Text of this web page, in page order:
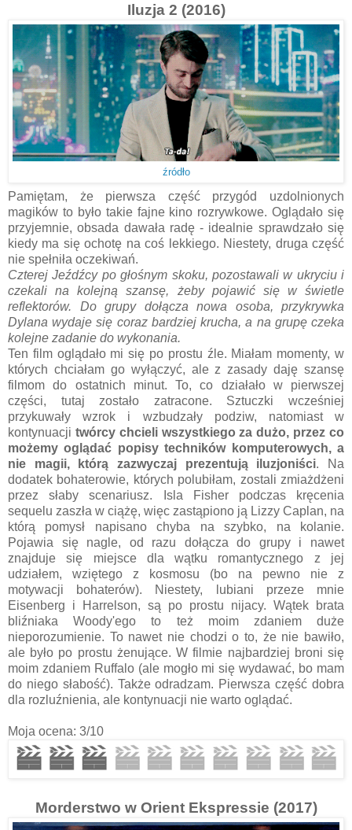
Iluzja 2 (2016)
źródło
Pamiętam, że pierwsza część przygód uzdolnionych
magików to było takie fajne kino rozrywkowe. Oglądało się
przyjemnie, obsada dawała radę - idealnie sprawdzało się
kiedy ma się ochotę na coś lekkiego. Niestety, druga część
nie spełniła oczekiwań.
Czterej Jeźdźcy po głośnym skoku, pozostawali w ukryciu i
czekali na kolejną szansę, żeby pojawić się w świetle
reflektorów. Do grupy dołącza nowa osoba, przykrywka
Dylana wydaje się coraz bardziej krucha, a na grupę czeka
kolejne zadanie do wykonania.
Ten film oglądało mi się po prostu źle. Miałam momenty, w
których chciałam go wyłączyć, ale z zasady daję szansę
filmom do ostatnich minut. To, co działało w pierwszej
części, tutaj zostało zatracone. Sztuczki wcześniej
przykuwały wzrok i wzbudzały podziw, natomiast w
kontynuacji twórcy chcieli wszystkiego za dużo, przez co
możemy oglądać popisy techników komputerowych, a
nie magii, którą zazwyczaj prezentują iluzjoniści. Na
dodatek bohaterowie, których polubiłam, zostali zmiażdżeni
przez słaby scenariusz. Isla Fisher podczas kręcenia
sequelu zaszła w ciążę, więc zastąpiono ją Lizzy Caplan, na
którą pomysł napisano chyba na szybko, na kolanie.
Pojawia się nagle, od razu dołącza do grupy i nawet
znajduje się miejsce dla wątku romantycznego z jej
udziałem, wziętego z kosmosu (bo na pewno nie z
motywacji bohaterów). Niestety, lubiani przeze mnie
Eisenberg i Harrelson, są po prostu nijacy. Wątek brata
bliźniaka Woody'ego to też moim zdaniem duże
nieporozumienie. To nawet nie chodzi o to, że nie bawiło,
ale było po prostu żenujące. W filmie najbardziej broni się
moim zdaniem Ruffalo (ale mogło mi się wydawać, bo mam
do niego słabość). Także odradzam. Pierwsza część dobra
dla rozluźnienia, ale kontynuacji nie warto oglądać.
Moja ocena: 3/10
Morderstwo w Orient Ekspressie (2017)